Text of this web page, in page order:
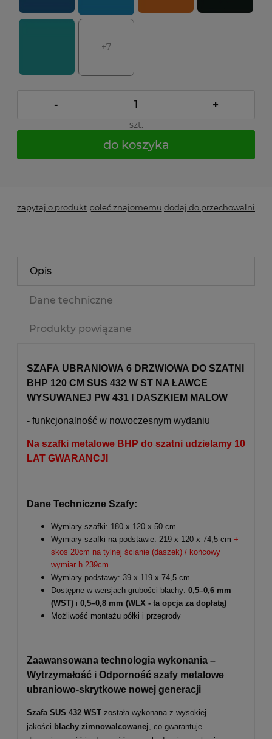
+7
- +
szt.
do koszyka
zapytaj o produkt poleć znajomemu dodaj do przechowalni
Opis
Dane techniczne
Produkty powiązane
SZAFA UBRANIOWA 6 DRZWIOWA DO SZATNI
BHP 120 CM SUS 432 W ST NA ŁAWCE
WYSUWANEJ PW 431 I DASZKIEM MALOW
- funkcjonalność w nowoczesnym wydaniu
Na szafki metalowe BHP do szatni udzielamy 10
LAT GWARANCJI
Dane Techniczne Szafy:
Wymiary szafki: 180 x 120 x 50 cm
Wymiary szafki na podstawie: 219 x 120 x 74,5 cm +
skos 20cm na tylnej ścianie (daszek) / końcowy
wymiar h.239cm
Wymiary podstawy: 39 x 119 x 74,5 cm
Dostępne w wersjach grubości blachy: 0,5–0,6 mm
(WST) i 0,5–0,8 mm (WLX - ta opcja za dopłatą)
Możliwość montażu półki i przegrody
Zaawansowana technologia wykonania –
Wytrzymałość i Odporność szafy metalowe
ubraniowo-skrytkowe nowej generacji
Szafa SUS 432 WST została wykonana z wysokiej
jakości blachy zimnowalcowanej, co gwarantuje